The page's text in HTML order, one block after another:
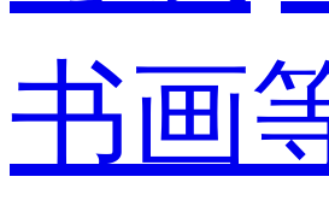
书画